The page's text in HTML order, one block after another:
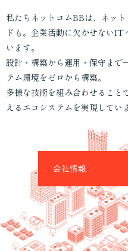
私たちネットコムBBは、ネッ
ドも。企業活動に欠かせない
います。
設計・構築から運用・保守まで
テム環境をゼロから構築。
多様な技術を組み合わせること
えるエコシステムを実現してい
会社情報